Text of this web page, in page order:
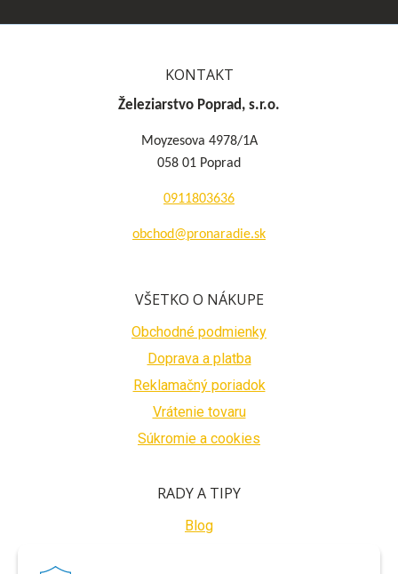
KONTAKT
Železiarstvo Poprad, s.r.o.
Moyzesova 4978/1A
058 01 Poprad
0911803636
obchod@pronaradie.sk
VŠETKO O NÁKUPE
Obchodné podmienky
Doprava a platba
Reklamačný poriadok
Vrátenie tovaru
Súkromie a cookies
RADY A TIPY
Blog